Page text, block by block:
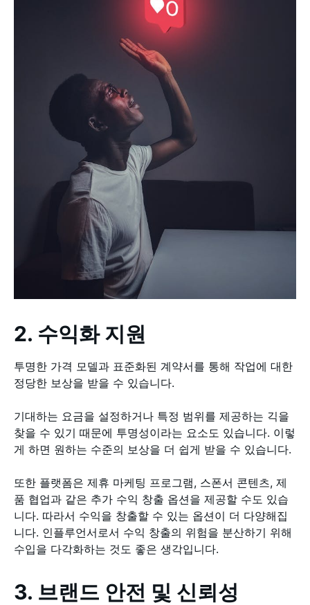
2. 수익화 지원
투명한 가격 모델과 표준화된 계약서를 통해 작업에 대한
정당한 보상을 받을 수 있습니다.
기대하는 요금을 설정하거나 특정 범위를 제공하는 긱을
찾을 수 있기 때문에 투명성이라는 요소도 있습니다. 이렇
게 하면 원하는 수준의 보상을 더 쉽게 받을 수 있습니다.
또한 플랫폼은 제휴 마케팅 프로그램, 스폰서 콘텐츠, 제
품 협업과 같은 추가 수익 창출 옵션을 제공할 수도 있습
니다. 따라서 수익을 창출할 수 있는 옵션이 더 다양해집
니다. 인플루언서로서 수익 창출의 위험을 분산하기 위해
수입을 다각화하는 것도 좋은 생각입니다.
3. 브랜드 안전 및 신뢰성